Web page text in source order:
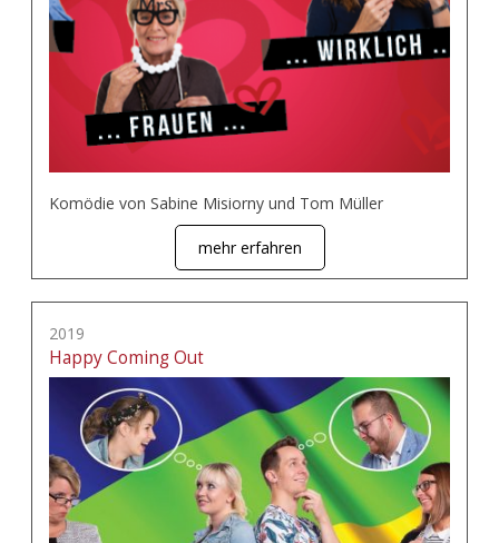
Komödie von Sabine Misiorny und Tom Müller
mehr erfahren
2019
Happy Coming Out